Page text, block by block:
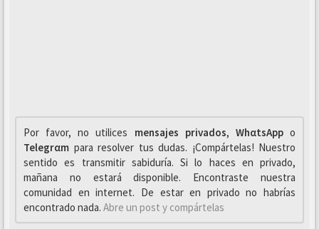
Por favor, no utilices mensajes privados, WhαtsAppo
Telegrαm para resolver tus dudas. ¡Compártelas! Nuestro
sentido es transmitir sabiduría. Si lo haces en privado,
mañana no estará disponible. Encontraste nuestra
comunidad en internet. De estar en privado no habrías
encontrado nada. Abre un post y compártelas